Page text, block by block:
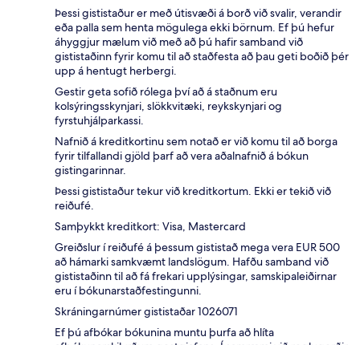
Þessi gististaður er með útisvæði á borð við svalir, verandir
eða palla sem henta mögulega ekki börnum. Ef þú hefur
áhyggjur mælum við með að þú hafir samband við
gististaðinn fyrir komu til að staðfesta að þau geti boðið þér
upp á hentugt herbergi.
Gestir geta sofið rólega því að á staðnum eru
kolsýringsskynjari, slökkvitæki, reykskynjari og
fyrstuhjálparkassi.
Nafnið á kreditkortinu sem notað er við komu til að borga
fyrir tilfallandi gjöld þarf að vera aðalnafnið á bókun
gistingarinnar.
Þessi gististaður tekur við kreditkortum. Ekki er tekið við
reiðufé.
Samþykkt kreditkort: Visa, Mastercard
Greiðslur í reiðufé á þessum gististað mega vera EUR 500
að hámarki samkvæmt landslögum. Hafðu samband við
gististaðinn til að fá frekari upplýsingar, samskipaleiðirnar
eru í bókunarstaðfestingunni.
Skráningarnúmer gististaðar 1026071
Ef þú afbókar bókunina muntu þurfa að hlíta